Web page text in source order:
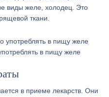
виды желе, холодец. Это
ткани.
в пищу желе
в приеме лекарств. Они